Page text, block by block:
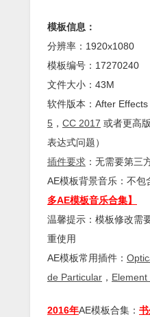
模板信息：
分辨率：1920x1080
模板编号：17270240
文件大小：43M
软件版本： After Effects
5 ， CC 2017 或者更高
表达式问题）
插件要求 ：无需要第三
AE模板背景音乐：不包
多AE模板音乐合集】
温馨提示：模板修改需
重使用
AE模板常用插件：
de Particular ， Element
2016年AE模板合集：